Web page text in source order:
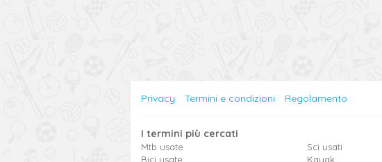
Privacy Termini e condizioni Regolamento
I termini più cercati
Mtb usate
Bici usate
Sci usati
Kayak